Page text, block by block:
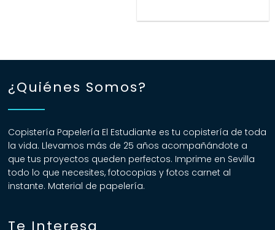
¿Quiénes Somos?
Copistería Papelería El Estudiante es tu copistería de toda
la vida. Llevamos más de 25 años acompañándote a
que tus proyectos queden perfectos. Imprime en Sevilla
todo lo que necesites, fotocopias y fotos carnet al
instante. Material de papelería.